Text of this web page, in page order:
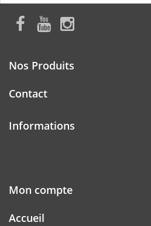
Nos Produits
Contact
Informations
Mon compte
Accueil